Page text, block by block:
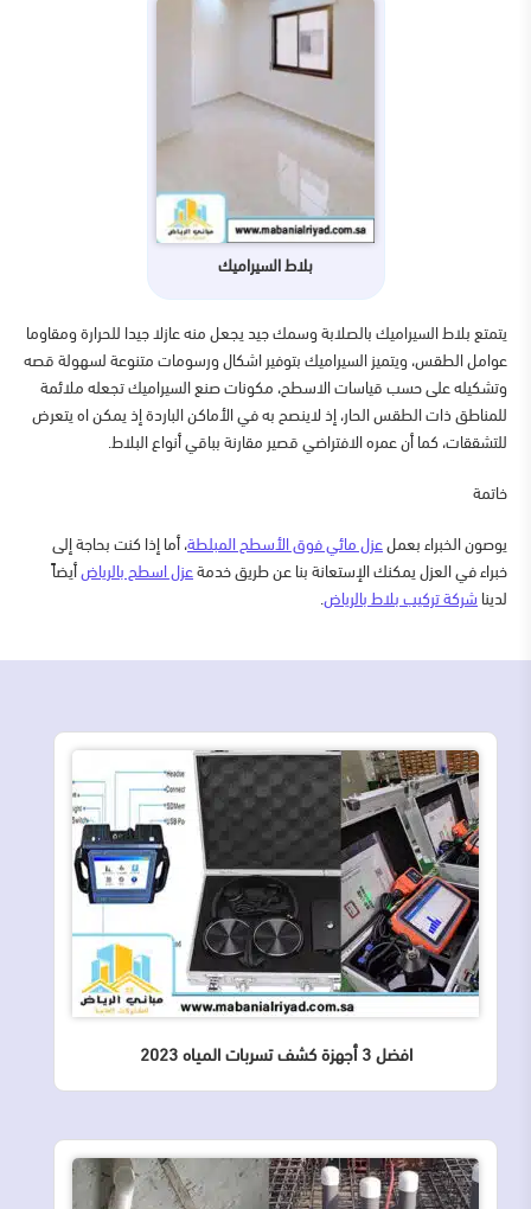
بلاط السيراميك
يتمتع بلاط السيراميك بالصلابة وسمك جيد يجعل منه عازلا جيدا للحرارة ومقاوما
عوامل الطقس، ويتميز السيراميك بتوفير اشكال ورسومات متنوعة لسهولة قصه
وتشكيله على حسب قياسات الاسطح، مكونات صنع السيراميك تجعله ملائمة
للمناطق ذات الطقس الحار، إذ لاينصح به في الأماكن الباردة إذ يمكن اه يتعرض
للتشققات، كما أن عمره الافتراضي قصير مقارنة بباقي أنواع البلاط.
خاتمة
يوصون الخبراء بعملعزل مائي فوق الأسطح المبلطة، أما إذا كنت بحاجة إلى
خبراء في العزل يمكنك الإستعانة بنا عن طريق خدمةعزل اسطح بالرياضأيضاً
لدينا شركة تركيب بلاط بالرياض.
افضل 3 أجهزة كشف تسربات المياه 2023